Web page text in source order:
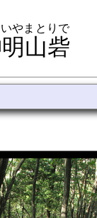
山砦
やまとりで